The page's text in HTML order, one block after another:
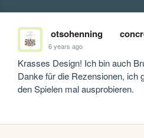
otsohenning
6 years ago
Krasses Design! Ich bin auch
Danke für die Rezensionen, ich
den Spielen mal ausprobieren.